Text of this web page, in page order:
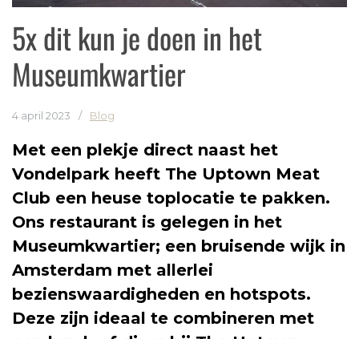
5x dit kun je doen in het
Museumkwartier
4 april 2023 / Blog
Met een plekje direct naast het
Vondelpark heeft The Uptown Meat
Club een heuse toplocatie te pakken.
Ons restaurant is gelegen in het
Museumkwartier; een bruisende wijk in
Amsterdam met allerlei
bezienswaardigheden en hotspots.
Deze zijn ideaal te combineren met